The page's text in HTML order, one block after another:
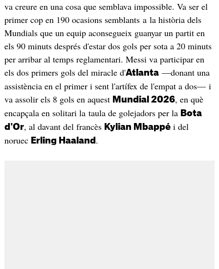
va creure en una cosa que semblava impossible. Va ser el
primer cop en 190 ocasions semblantsa la història dels
Mundials que un equip aconsegueix guanyar un partit en
els 90 minuts després d'estar dos gols per sota a 20 minuts
per arribar al temps reglamentari. Messi va participar en
els dos primers gols del miracle d'Atlanta—donant una
assistència en el primer i sent l'artífex de l'empat a dos— i
va assolir els 8 gols en aquest Mundial 2026, en què
encapçala en solitari la taula de golejadors per la Bota
d'Or, al davant del francès Kylian Mbappéi del
noruec Erling Haaland .